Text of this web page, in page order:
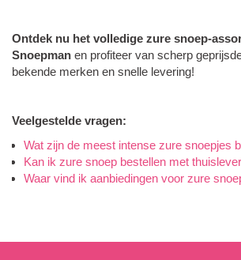
Ontdek nu het volledige zure snoep-
Snoepman en profiteer van scherp
bekende merken en snelle levering!
Veelgestelde vragen:
Wat zijn de meest intense zure snoepjes
Kan ik zure snoep bestellen met
Waar vind ik aanbiedingen voor zure